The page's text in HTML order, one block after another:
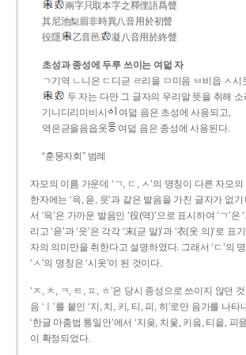
兩字只取本字之釋俚語爲聲
其尼池梨眉非時異八音用於初聲
役隱
乙音邑 凝八音用於終聲
초성과 종성에 두루 쓰이는 여덟 자
ㄱ기역 ㄴ니은 ㄷ디귿 ㄹ리을 ㅁ미음 ㅂ비읍 ㅅ시
두 자는 다만 그 글자의 우리말 뜻을 취해
기니디리미비시
여덟 음은 초성에 사용되고,
역은귿을음읍옷
여덟 음은 종성에 사용된다.
“훈몽자회” 범례
자모의 이름 가운데 ‘ㄱ, ㄷ, ㅅ’의 명칭이 다른 자모
한자에는 ‘윽, 읃, 읏’과 같은 발음을 가진 글자가 없
서 ‘윽’은 가까운 발음인 ‘役(역)’으로 표시하여 ‘ㄱ’은
리고 ‘읃’과 ‘읏’은 각각 ‘末(귿 말)’과 ‘衣(옷 의)’로 표
자의 의미만을 취한다고 설명하였다. 그래서 ‘ㄷ’의 명
‘ㅅ’의 명칭은 ‘시옷’이 된 것이다.
‘ㅈ, ㅊ, ㅋ, ㅌ, ㅍ, ㅎ’은 당시 종성으로 쓰이지 않던
음 ‘ㅣ’를 붙인 ‘지, 치, 키, 티, 피, 히’로만 음가를 나
‘한글 마춤법 통일안’에서 ‘지읒, 치읓, 키읔, 티읕, 피
이 확정되었다.